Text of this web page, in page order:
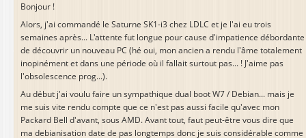
Bonjour !
Alors, j'ai commandé le Saturne SK1-i3 chez LDLC et je l'ai eu trois
semaines après... L'attente fut longue pour cause d'impatience débordante
de découvrir un nouveau PC (hé oui, mon ancien a rendu l'âme totalement
inopinément et dans une période où il fallait surtout pas... ! J'aime pas
l'obsolescence prog...).
Au début j'ai voulu faire un sympathique dual boot W7 / Debian... mais je
me suis vite rendu compte que ce n'est pas aussi facile qu'avec mon
Packard Bell d'avant, sous AMD. Avant tout, faut peut-être vous dire que
ma debianisation date de pas longtemps donc je suis considérable comme